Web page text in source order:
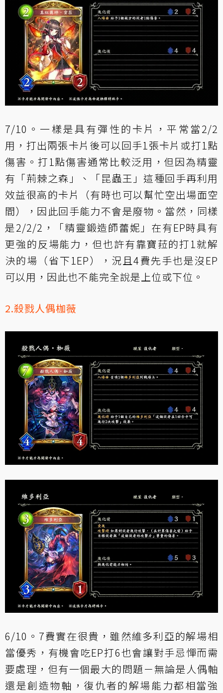
7/10。一樣是具有彈性的卡片，平常當2/2
用，打出兩張卡片後可以回手1張卡片或打1點
傷害。打1點傷害通常比較泛用，但因為精靈
有「荊棘之森 」、「昆蟲王 」這種回手再利用
效益很高的卡片（有時也可以幫忙空出場面空
間），因此回手能力不會是廢物。當然，同樣
是2/2/2，「精靈鍛造師蕾妮 」在有EP時具有
更強的反場能力，但也許有靠寶菈的打1就解
決的場（省下1EP），況且4費先手也是沒EP
可以用，因此也不能完全說是上位或下位。
2.殺戮人偶枷薇
6/10。7費實在很貴，雖然維多利亞的解場相
當優秀，有機會吃EP打6也會讓對手忌憚而需
要處理，但有一個最大的問題－無論是人偶軸
還是創造物軸，復仇者的解場能力都相當強